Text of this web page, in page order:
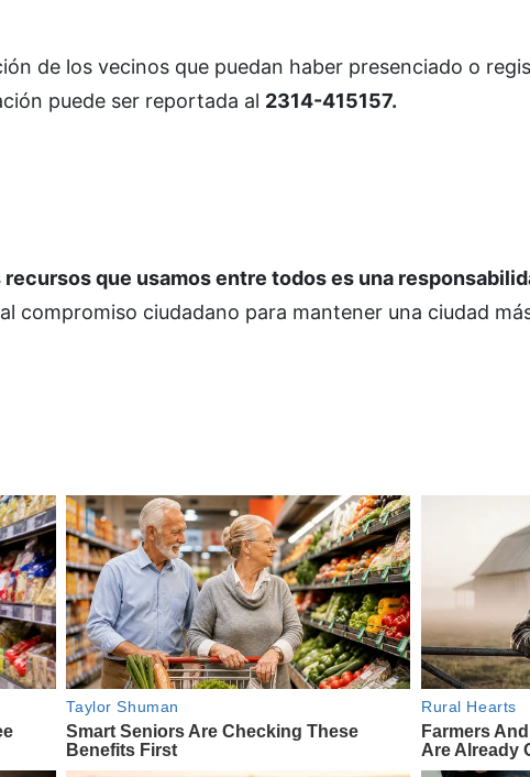
de los vecinos que puedan haber presenciado o
puede ser reportada al 2314-415157.
que usamos entre todos es una
compromiso ciudadano para mantener una ciudad